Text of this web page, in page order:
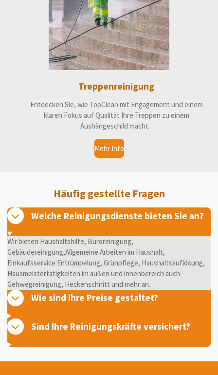
Treppenreinigung
Entdecken Sie, wie TopClean mit Engagement und einem
klaren Fokus auf Qualität Ihre Treppen zu einem
Aushängeschild macht.
Mehr Info
Häufig gestellte Fragen
Welche Reinigungsdienste bieten Sie an?
Wir bieten Haushaltshilfe, Büroreinigung,
Gebäudereinigung,Allgemeine Arbeiten im Haushalt,
Einkaufsservice Entrümpelung, Grünpflege, Haushaltsauflösung,
Hausmeistertätigkeiten im außen und innenbereich auch
Gehwegreinigung, Heckenschnitt und mehr an.
Wie sind Ihre Preise gestaltet?
Sind Ihre Reinigungskräfte versichert?